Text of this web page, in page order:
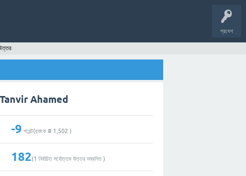
প্রবেশ
Ahamed
-9 পয়েন্ট(র‌্যাংক # 1,502 )
182(1 নির্বাচিত সর্বোত্তম উত্তর সম্বলিত )